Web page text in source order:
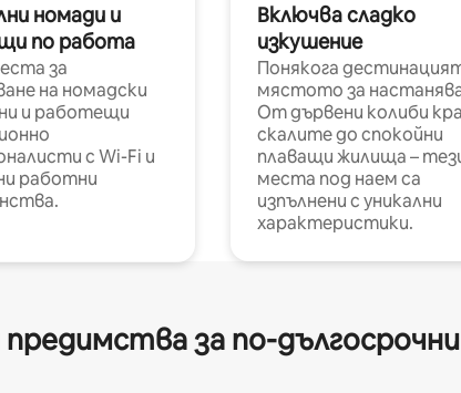
номади и
по работа
за
на номадски
и работещи
с Wi-Fi и
работни
Включва сладко
изкушение
Понякога
мястото за
От дървени колиби
скалите до спокойни
плаващи жилища –
места под наем са
изпълнени с уникални
характеристики.
за по-